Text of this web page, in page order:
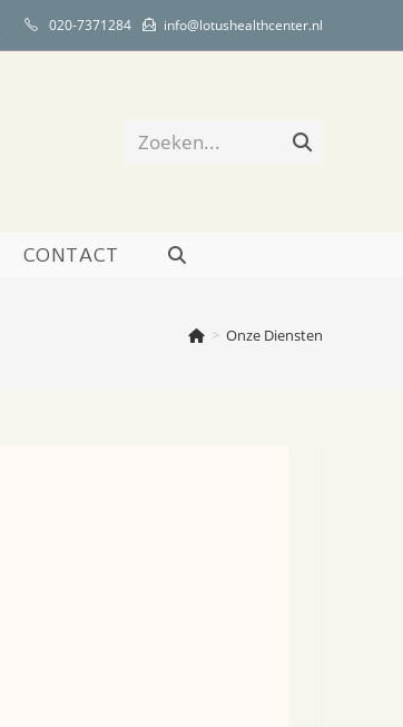
020-7371284 info@lotushealthcenter.nl
Zoeken...
CONTACT TOGGLE
ZOEKEN
> Onze Diensten